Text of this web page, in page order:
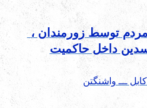
توسط زورمندان ،
داخل حاکمیت
ـــ واشنگتن